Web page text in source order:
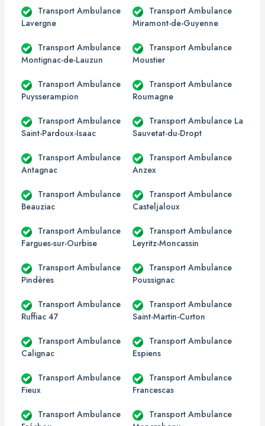
Transport Ambulance
Lavergne
Transport Ambulance
Miramont-de-Guyenne
Transport Ambulance
Montignac-de-Lauzun
Transport Ambulance
Moustier
Transport Ambulance
Puysserampion
Transport Ambulance
Roumagne
Transport Ambulance
Saint-Pardoux-Isaac
Transport Ambulance La
Sauvetat-du-Dropt
Transport Ambulance
Antagnac
Transport Ambulance
Anzex
Transport Ambulance
Beauziac
Transport Ambulance
Casteljaloux
Transport Ambulance
Fargues-sur-Ourbise
Transport Ambulance
Leyritz-Moncassin
Transport Ambulance
Pindères
Transport Ambulance
Poussignac
Transport Ambulance
Ruffiac 47
Transport Ambulance
Saint-Martin-Curton
Transport Ambulance
Calignac
Transport Ambulance
Espiens
Transport Ambulance
Fieux
Transport Ambulance
Francescas
Transport Ambulance
Transport Ambulance